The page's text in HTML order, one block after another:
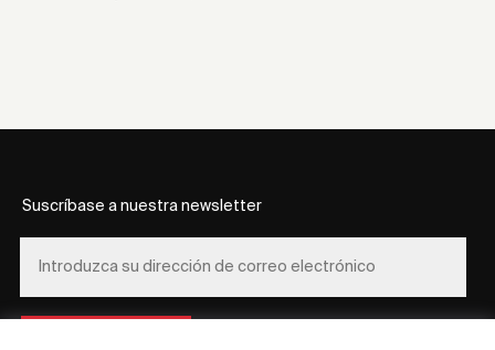
Suscríbase a nuestra newsletter